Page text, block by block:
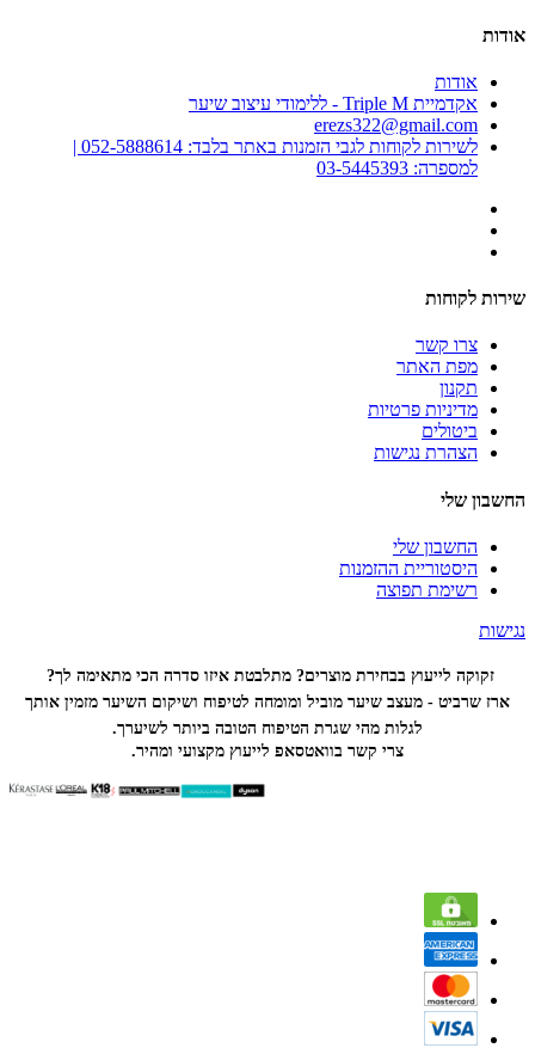
אודות
אודות
אקדמיית Triple M - ללימודי עיצוב שיער
erezs322@gmail.com
לשירות לקוחות לגבי הזמנות באתר בלבד: 052-5888614 |
למספרה: 03-5445393
שירות לקוחות
צרו קשר
מפת האתר
תקנון
מדיניות פרטיות
ביטולים
הצהרת נגישות
החשבון שלי
החשבון שלי
היסטוריית ההזמנות
רשימת תפוצה
נגישות
זקוקה לייעוץ בבחירת מוצרים? מתלבטת איזו סדרה הכימתאימה לך?
ארז שרביט - מעצב שיער מוביל ומומחה לטיפוח ושיקום השיער מזמין אותך
לגלות מהי שגרת הטיפוח הטובה ביותר לשיערך.
צרי קשר בוואטסאפ לייעוץ מקצועי ומהיר.